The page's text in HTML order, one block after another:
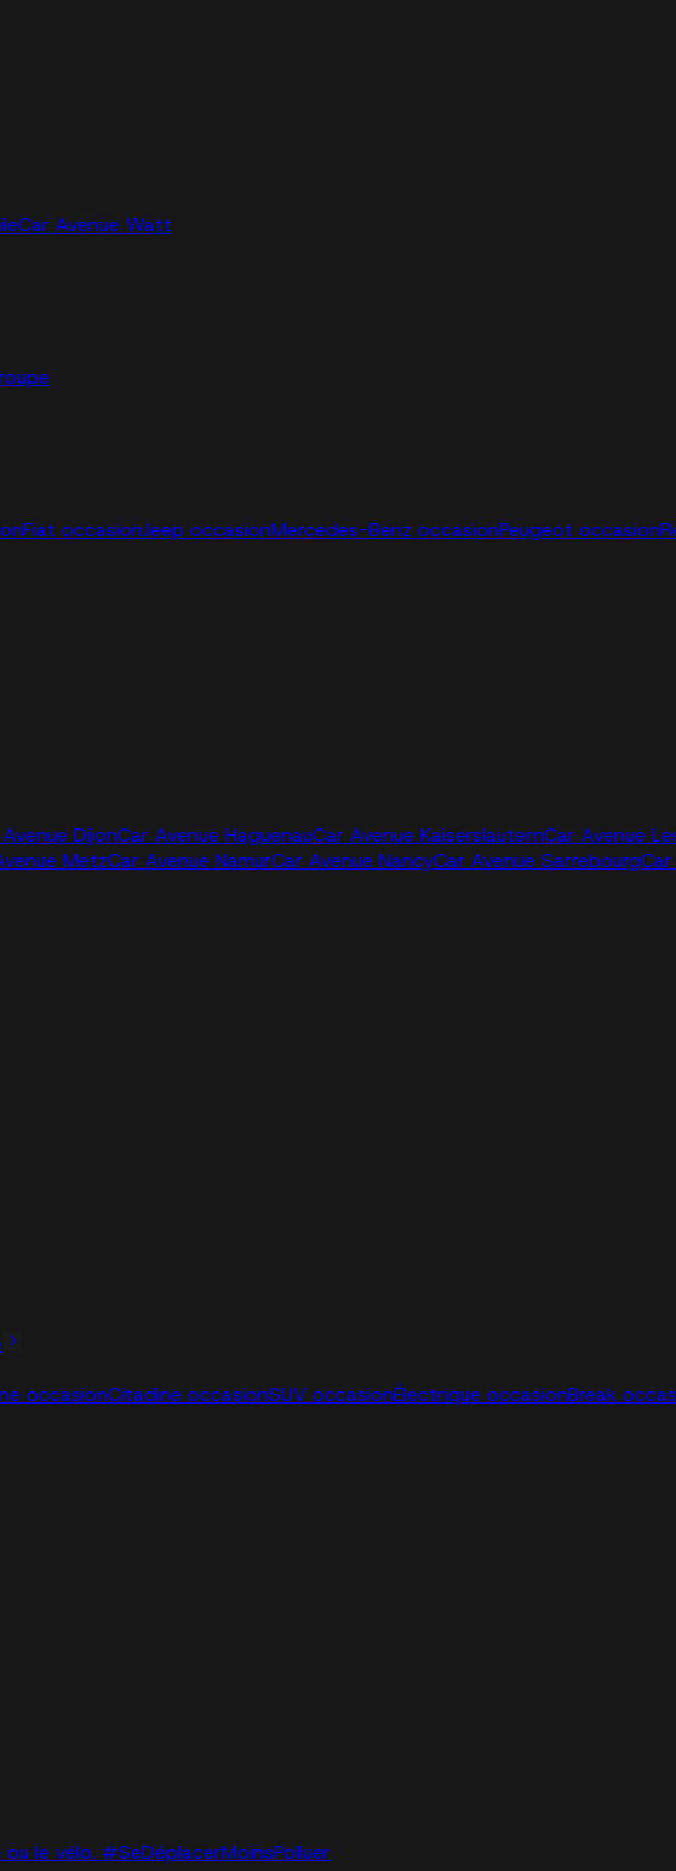
Car Avenue Watt
Fiat occasionJeep occasionMercedes-Benz occasionPeugeot occasion
DijonCar Avenue HaguenauCar Avenue KaiserslauternCar Avenue
MetzCar Avenue NamurCar Avenue NancyCar Avenue Sarrebourg
occasionCitadine occasionSUV occasionÉlectrique occasionBreak
le vélo. #SeDéplacerMoinsPolluer